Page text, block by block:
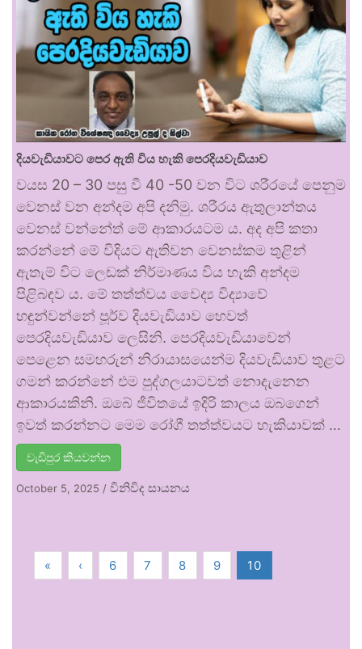
දියවැඩියාවට පෙර ඇති විය හැකි පෙරදියවැඩියාව
වයස 20 – 30 පසු වී 40 -50 වන විට ශරීරයේ පෙනුම
වෙනස් වන අන්දම අපි දනිමු. ශරීරය ඇතුලාන්තය
වෙනස් වන්නේත් මේ ආකාරයටම ය. අද අපි කතා
කරන්නේ මේ විදියට ඇතිවන වෙනස්කම තුළින්
ඇතැම් විට ලෙඩක් නිර්මාණය විය හැකි අන්දම
පිළිබඳව ය. මේ තත්ත්වය වෛද්‍ය විද්‍යාවේ
හඳුන්වන්නේ පූර්ව දියවැඩියාව හෙවත්
පෙරදියවැඩියාව ලෙසිනි. පෙරදියවැඩියාවෙන්
පෙළෙන සමහරුන් නිරායාසයෙන්ම දියවැඩියාව තුළට
ගමන් කරන්නේ එම පුද්ගලයාටවත් නොදැනෙන
ආකාරයකිනි. ඔබේ ජීවිතයේ ඉදිරි කාලය ඔබගෙන්
ඉවත් කරන්නට මෙම රෝගී තත්ත්වයට හැකියාවක් …
වැඩිපුර කියවන්න
October 5, 2025 / විනිවිද සායනය
« ‹ 6 7 8 9 10